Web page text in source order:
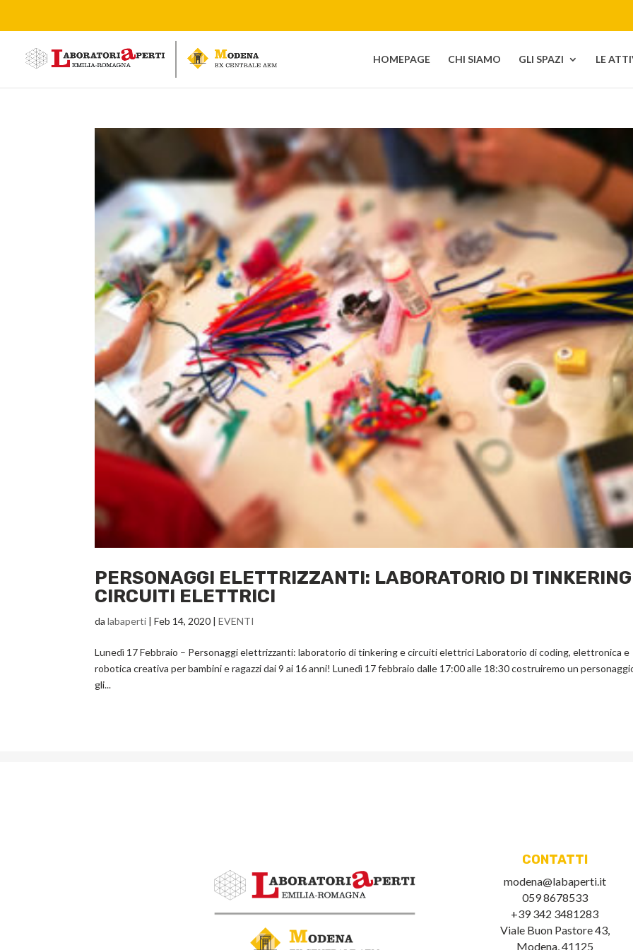
HOMEPAGE CHI SIAMO GLI SPAZI LE
PERSONAGGI ELETTRIZZANTI: LABORATORIO DI
CIRCUITI ELETTRICI
dalabaperti |Feb 14, 2020 |EVENTI
Lunedì 17 Febbraio – Personaggi elettrizzanti: laboratorio di tinkering e circuiti elettrici Laboratorio di coding, elettronica e
robotica creativa per bambini e ragazzi dai 9 ai 16 anni! Lunedì 17 febbraio dalle 17:00 alle 18:30 costruiremo un
gli...
CONTATTI
modena@labaperti.it
059 8678533
+39 342 3481283
Viale Buon Pastore 43,
Modena, 41125